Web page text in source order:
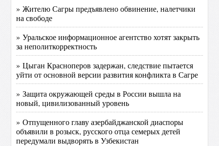
» Жителю Сагры предъявлено обвинение, налетчики
на свободе
» Уральское информационное агентство хотят закрыть
за неполиткорректность
» Цыган Красноперов задержан, следствие пытается
уйти от основной версии развития конфликта в Сагре
» Защита окружающей среды в России вышла на
новый, цивилизованный уровень
» Отпущенного главу азербайджанской диаспоры
объявили в розыск, русского отца семерых детей
передумали выдворять в Узбекистан